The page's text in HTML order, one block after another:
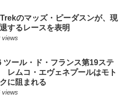
のマッズ・ピーダスンが、現
するレースを表明
views
ツール・ド・フランス第19ステ
レムコ・エヴェネプールはモト
に阻まれる
views